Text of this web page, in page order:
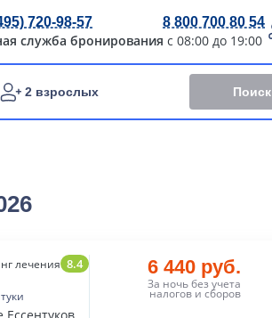
720-98-57 8 800 700 80 54
служба бронирования с 08:00 до 19:00
2 взрослых Поиск
лечения 8.4 6 440 руб.
За ночь без учета
налогов и сборов